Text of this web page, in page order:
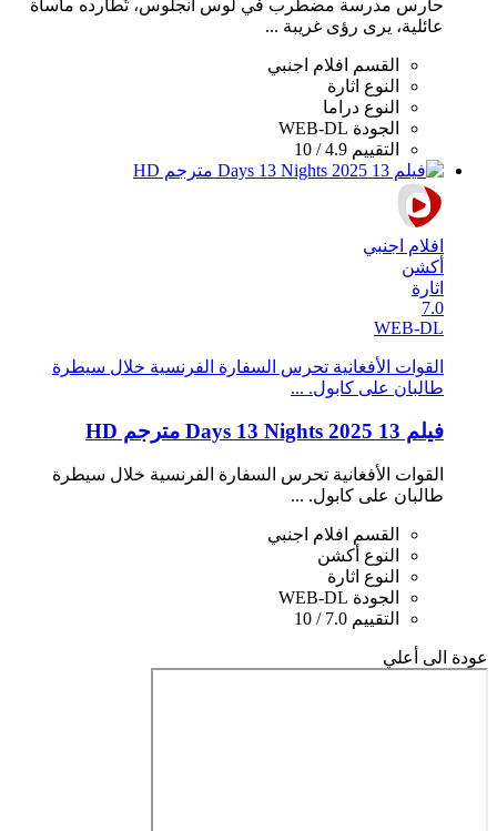
حارس مدرسة مضطرب في لوس أنجلوس، تُطارده مأساة
عائلية، يرى رؤى غريبة ...
القسم
افلام اجنبي
النوع اثارة
النوع دراما
الجودة WEB-DL
التقييم 4.9 / 10
افلام اجنبي
أكشن
اثارة
7.0
WEB-DL
القوات الأفغانية تحرس السفارة الفرنسية خلال سيطرة
طالبان على كابول. ...
فيلم 13 Days 13 Nights 2025 مترجم HD
القوات الأفغانية تحرس السفارة الفرنسية خلال سيطرة
طالبان على كابول. ...
القسم
افلام اجنبي
النوع أكشن
النوع اثارة
الجودة WEB-DL
التقييم 7.0 / 10
عودة الى أعلي